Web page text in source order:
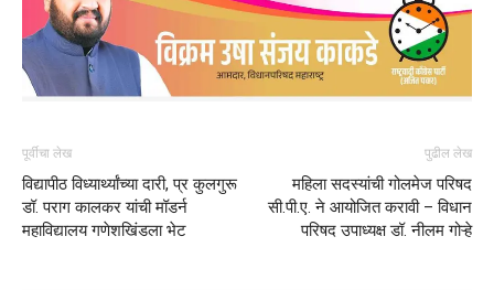
पूर्वीचा लेख
विद्यापीठ विध्यार्थ्यांच्या दारी, प्र कुलगुरू
डॉ. पराग कालकर यांची मॉडर्न
महाविद्यालय गणेशखिंडला भेट
पुढील लेख
महिला सदस्यांची गोलमेज परिषद
सी.पी.ए. ने आयोजित करावी – विधान
परिषद उपाध्यक्ष डॉ. नीलम गोऱ्हे